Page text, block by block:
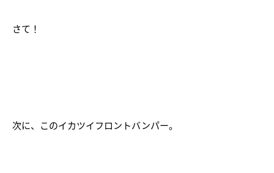
さて！
次に、このイカツイフロントバンパー。